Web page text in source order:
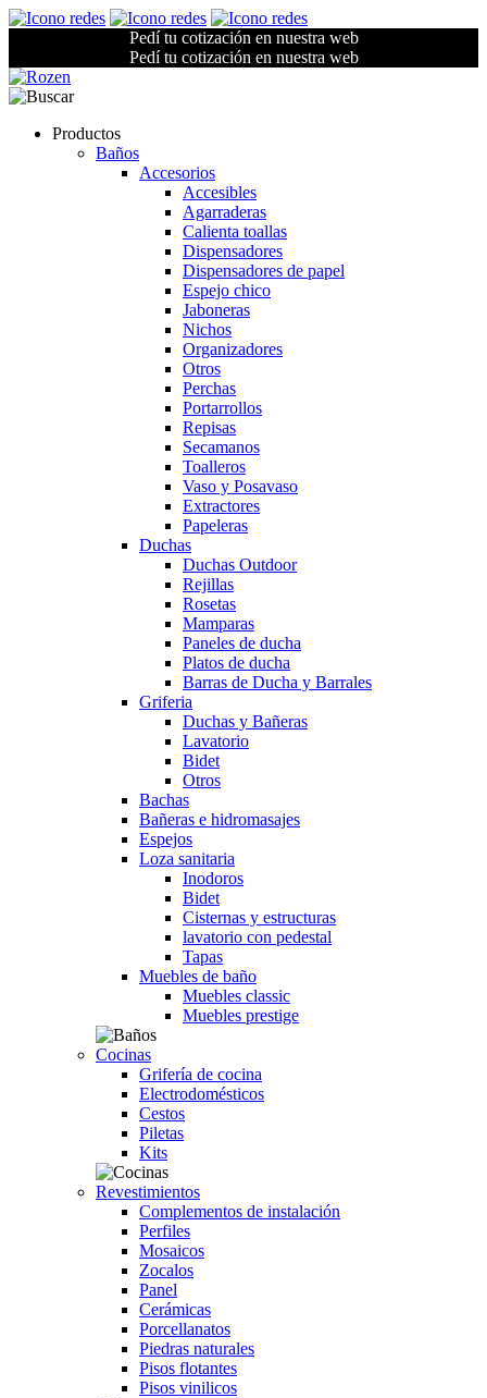
Pedí tu cotización en nuestra web
Pedí tu cotización en nuestra web
Productos
Baños
Accesorios
Accesibles
Agarraderas
Calienta toallas
Dispensadores
Dispensadores de papel
Espejo chico
Jaboneras
Nichos
Organizadores
Otros
Perchas
Portarrollos
Repisas
Secamanos
Toalleros
Vaso y Posavaso
Extractores
Papeleras
Duchas
Duchas Outdoor
Rejillas
Rosetas
Mamparas
Paneles de ducha
Platos de ducha
Barras de Ducha y Barrales
Griferia
Duchas y Bañeras
Lavatorio
Bidet
Otros
Bachas
Bañeras e hidromasajes
Espejos
Loza sanitaria
Inodoros
Bidet
Cisternas y estructuras
lavatorio con pedestal
Tapas
Muebles de baño
Muebles classic
Muebles prestige
Cocinas
Grifería de cocina
Electrodomésticos
Cestos
Piletas
Kits
Revestimientos
Complementos de instalación
Perfiles
Mosaicos
Zocalos
Panel
Cerámicas
Porcellanatos
Piedras naturales
Pisos flotantes
Pisos vinilicos